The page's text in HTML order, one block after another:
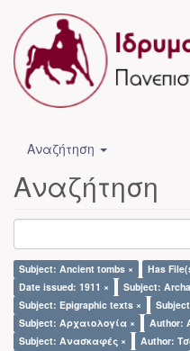
Αναζήτηση
Αναζήτηση
Subject: Ancient tombs × Has
Date issued: 1911 ×
Subject:
Subject: Epigraphic texts ×
Subject: Αρχαιολογία ×
Author:
Subject: Ανασκαφές ×
Author: